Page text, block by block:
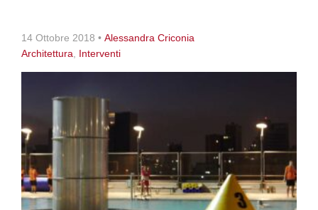
14 Ottobre 2018 • Alessandra Criconia
Architettura
Interventi